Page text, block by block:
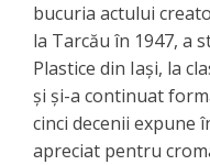
bucuria actului
la Tarcău în 1947, a
Plastice din Iași, la
și și-a continuat
cinci decenii expune
apreciat pentru